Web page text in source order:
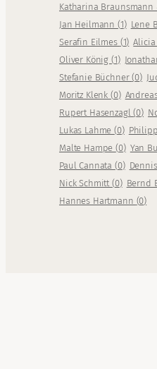
Katharina Braunsmann
Jan Heilmann(1) Lene
Serafin Eilmes (1) Alicia
Oliver König(1)
Stefanie Büchner(0)
Moritz Klenk(0)
Rupert Hasenzagl(0)
Lukas Lahme(0)
Malte Hampe(0) Yan
Paul Cannata(0)
Nick Schmitt(0) Bernd
Hannes Hartmann (0)